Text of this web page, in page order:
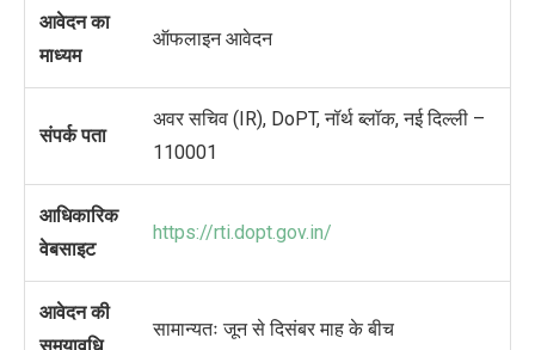
आवेदन का
माध्यम
ऑफलाइन आवेदन
संपर्क पता
अवर सचिव (IR), DoPT, नॉर्थ ब्लॉक, नई दिल्ली –
110001
आधिकारिक
वेबसाइट
https://rti.dopt.gov.in/
आवेदन की
सामान्यतः जून से दिसंबर माह के बीच